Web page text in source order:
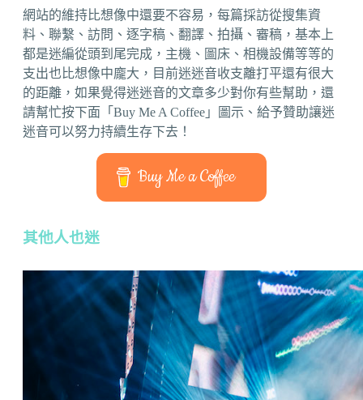
網站的維持比想像中還要不容易，每篇採訪從搜集資
料、聯繫、訪問、逐字稿、翻譯、拍攝、審稿，基本上
都是迷編從頭到尾完成，主機、圖床、相機設備等等的
支出也比想像中龐大，目前迷迷音收支離打平還有很大
的距離，如果覺得迷迷音的文章多少對你有些幫助，還
請幫忙按下面「Buy Me A Coffee」圖示、給予贊助讓迷
迷音可以努力持續生存下去！
Buy Me a Coffee
其他人也迷